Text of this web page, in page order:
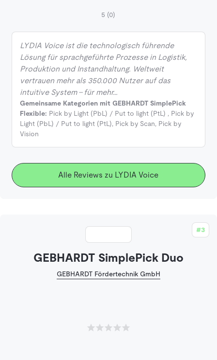
5 (0)
LYDIA Voice ist die technologisch führende
Lösung für sprachgeführte Prozesse in Logistik,
Produktion und Instandhaltung. Weltweit
vertrauen mehr als 350.000 Nutzer auf das
intuitive System – für mehr…
Gemeinsame Kategorien mit GEBHARDT SimplePick
Flexible: Pick by Light (PbL) / Put to light (PtL) , Pick by
Light (PbL) / Put to light (PtL), Pick by Scan, Pick by
Vision
Alle Reviews zu LYDIA Voice
#3
GEBHARDT SimplePick Duo
GEBHARDT Fördertechnik GmbH